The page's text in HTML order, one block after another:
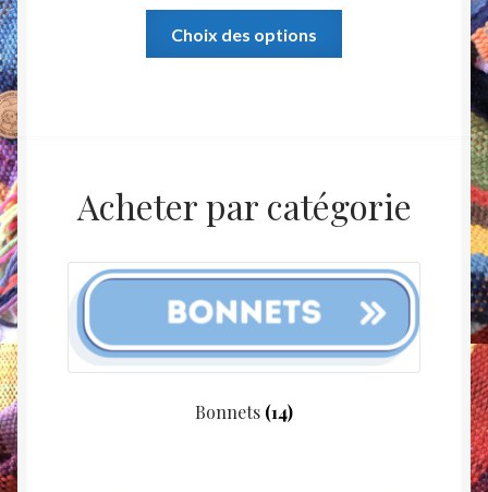
Note5.00sur
5
Choix des options
peuvent
choisies
page
du
Acheter par catégorie
Bonnets (14)